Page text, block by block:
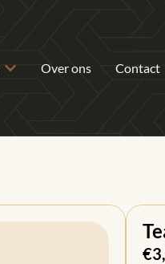
Over ons Contact
€